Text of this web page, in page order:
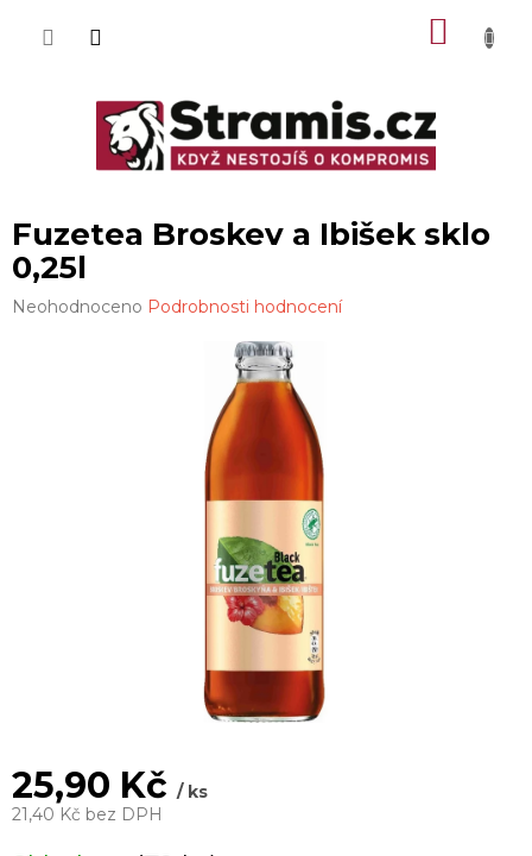
Fuzetea Broskev a Ibišek sklo
0,25l
Průměrné
Neohodnoceno Podrobnosti hodnocení
25,90 Kč/ ks
21,40 Kč bez DPH